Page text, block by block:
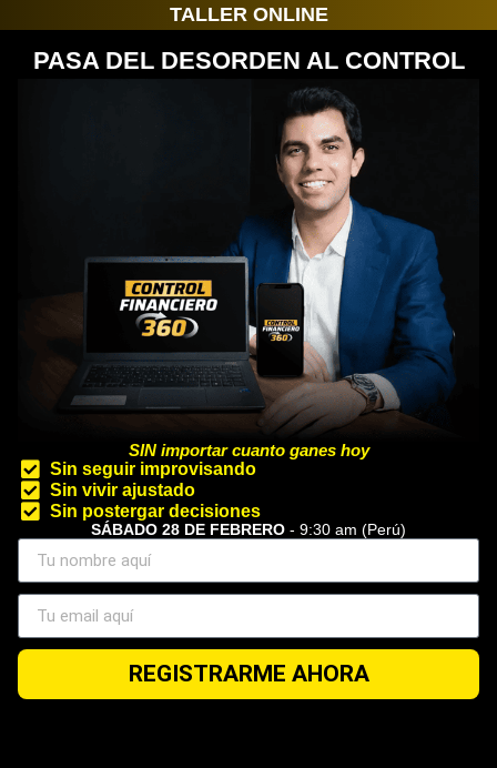
TALLER ONLINE
SIN importar cuanto ganes hoy
Sin seguir improvisando
Sin vivir ajustado
Sin postergar decisiones
SÁBADO 28 DE FEBRERO - 9:30 am (Perú)
REGISTRARME AHORA
PASA DEL DESORDEN AL CONTROL
FINANCIERO EN SOLO 4 HORAS